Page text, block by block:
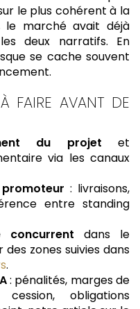
le plus cohérent à la
le marché avait déjà
deux narratifs. En
se cache souvent
FAIRE AVANT DE
du projet et
via les canaux
: livraisons,
entre standing
concurrent dans le
zones suivies dans
.
: pénalités, marges de
obligations